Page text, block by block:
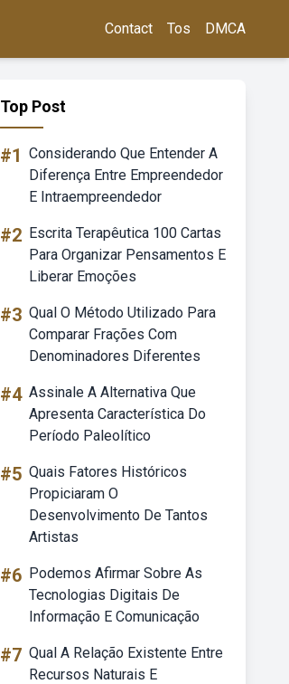
Contact Tos DMCA
Top Post
#1 Considerando Que Entender A
Diferença Entre Empreendedor
E Intraempreendedor
#2 Escrita Terapêutica 100 Cartas
Para Organizar Pensamentos E
Liberar Emoções
#3 Qual O Método Utilizado Para
Comparar Frações Com
Denominadores Diferentes
#4 Assinale A Alternativa Que
Apresenta Característica Do
Período Paleolítico
#5 Quais Fatores Históricos
Propiciaram O
Desenvolvimento De Tantos
Artistas
#6 Podemos Afirmar Sobre As
Tecnologias Digitais De
Informação E Comunicação
#7 Qual A Relação Existente Entre
Recursos Naturais E